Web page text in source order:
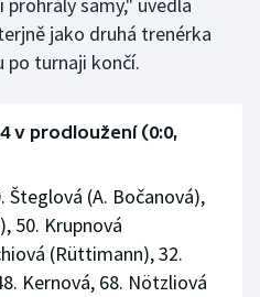
jako druhá trenérka
po turnaji končí.
v prodloužení (0:0,
Šteglová (A. Bočanová),
50. Krupnová
(Rüttimann), 32.
Kernová, 68. Nötzliová